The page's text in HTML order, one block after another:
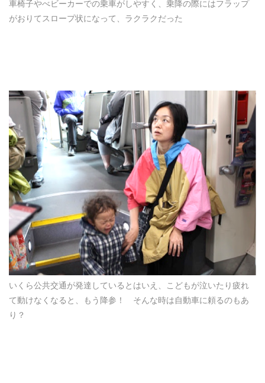
車椅子やべビーカーでの乗車がしやすく、乗降の際にはフラップ
がおりてスロープ状になって、ラクラクだった
いくら公共交通が発達しているとはいえ、こどもが泣いたり疲れ
て動けなくなると、もう降参！ そんな時は自動車に頼るのもあ
り？